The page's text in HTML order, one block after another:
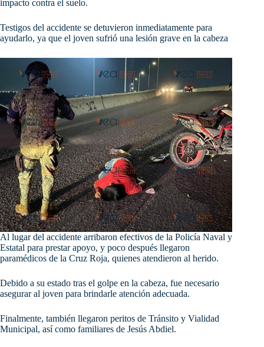
impacto contra el suelo.
Testigos del accidente se detuvieron inmediatamente para
ayudarlo, ya que el joven sufrió una lesión grave en la cabeza
Al lugar del accidente arribaron efectivos de la Policía Naval y
Estatal para prestar apoyo, y poco después llegaron
paramédicos de la Cruz Roja, quienes atendieron al herido.
Debido a su estado tras el golpe en la cabeza, fue necesario
asegurar al joven para brindarle atención adecuada.
Finalmente, también llegaron peritos de Tránsito y Vialidad
Municipal, así como familiares de Jesús Abdiel.